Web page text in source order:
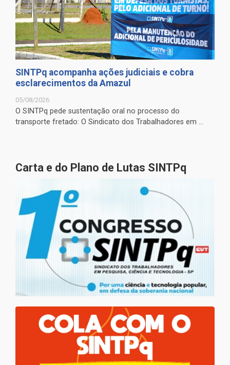
SINTPq acompanha ações judiciais e cobra
esclarecimentos da Amazul
05/08/2026
O SINTPq pede sustentação oral no processo do
transporte fretado: O Sindicato dos Trabalhadores em ...
Carta e do Plano de Lutas SINTPq